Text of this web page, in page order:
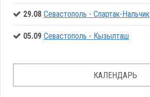
29.08 Севастополь - Спартак-Нальчик
05.09 Севастополь - Кызылташ
КАЛЕНДАРЬ